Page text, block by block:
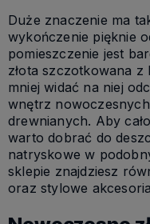
Duże znaczenie ma
wykończenie pięknie
pomieszczenie jest
złota szczotkowana z
mniej widać na niej
wnętrz
drewnianych. Aby
warto dobrać do
natryskowe w
sklepie znajdziesz
oraz stylowe